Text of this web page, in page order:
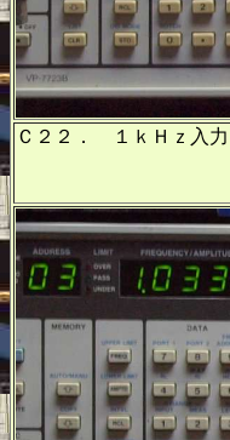
Ｃ２２． １ｋＨｚ入
Ｌ側ＳＰ出力
「ＦＦＴ分析」